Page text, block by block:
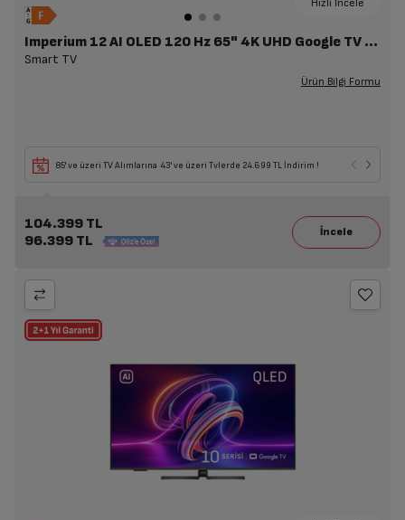
Hızlı İncele
Imperium 12 AI OLED 120 Hz 65" 4K UHD Google TV - A 1265 C AI
Smart TV
Ürün Bilgi Formu
85' ve üzeri TV Alımlarına 43' ve üzeri Tvlerde 24.699 TL İndirim !
104.399 TL
96.399 TL